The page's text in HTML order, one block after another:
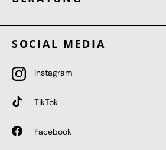
SOCIAL MEDIA
Instagram
TikTok
Facebook